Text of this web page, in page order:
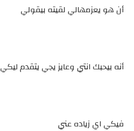
أن هو يعزمهالي لقيته بيقولي
أنه بيحبك انتي وعايز يجي يتقدم ليكي
فيكي اي زياده عني